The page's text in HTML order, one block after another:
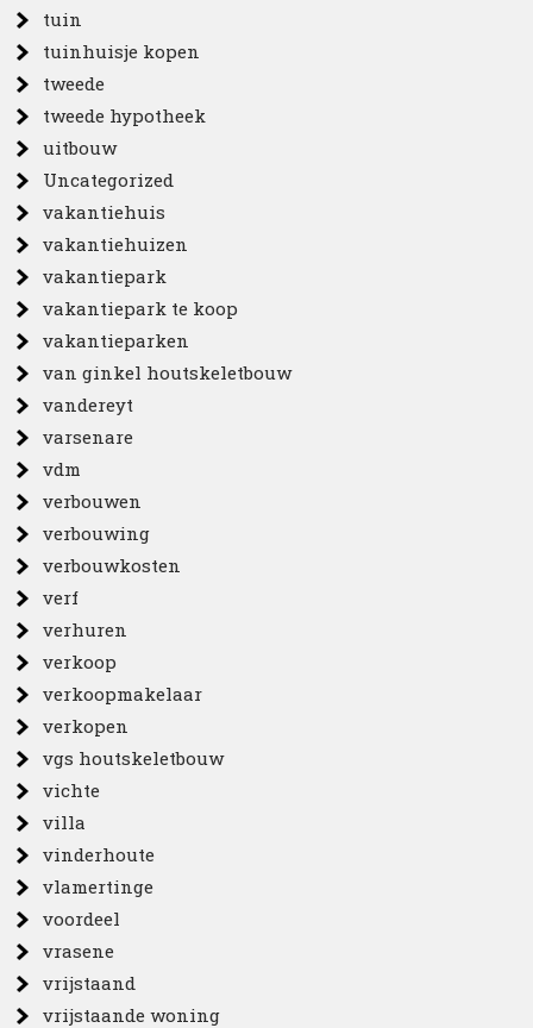
tuin
tuinhuisje kopen
tweede
tweede hypotheek
uitbouw
Uncategorized
vakantiehuis
vakantiehuizen
vakantiepark
vakantiepark te koop
vakantieparken
van ginkel houtskeletbouw
vandereyt
varsenare
vdm
verbouwen
verbouwing
verbouwkosten
verf
verhuren
verkoop
verkoopmakelaar
verkopen
vgs houtskeletbouw
vichte
villa
vinderhoute
vlamertinge
voordeel
vrasene
vrijstaand
vrijstaande woning